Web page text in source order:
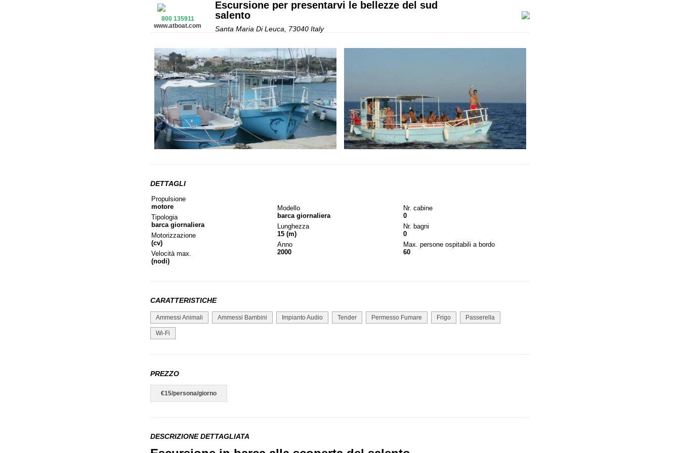
800 135911
www.atboat.com
Escursione per presentarvi le bellezze del sud
salento
Santa Maria Di Leuca, 73040 Italy
DETTAGLI
Propulsione
motore
Tipologia
barca giornaliera
Motorizzazione
(cv)
Velocità max.
(nodi)
Modello
barca giornaliera
Lunghezza
15 (m)
Anno
2000
Nr. cabine
0
Nr. bagni
0
Max. persone ospitabili a bordo
60
CARATTERISTICHE
Ammessi Animali Ammessi Bambini Impianto Audio Tender Permesso Fumare Frigo Passerella
Wi-Fi
PREZZO
€15/persona/giorno
DESCRIZIONE DETTAGLIATA